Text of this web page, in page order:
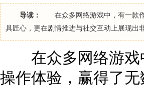
导读：
在众多网络游戏中，有一款作
具匠心，更在剧情推进与社交互动上展现出
在众多网络游戏
操作体验，赢得了